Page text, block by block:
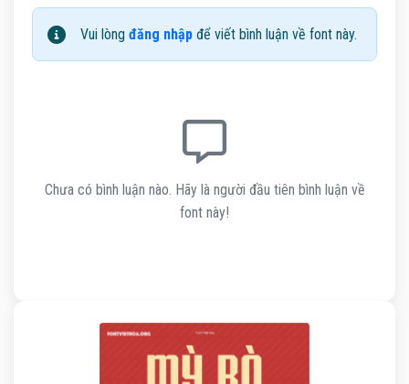
Vui lòng đăng nhập để viết bình luận về font này.
Chưa có bình luận nào. Hãy là người đầu tiên bình luận về
font này!